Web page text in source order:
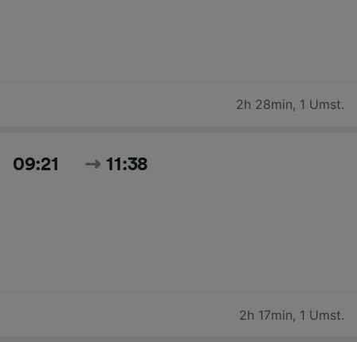
2h 28min, 1 Umst.
09:21 11:38
2h 17min, 1 Umst.